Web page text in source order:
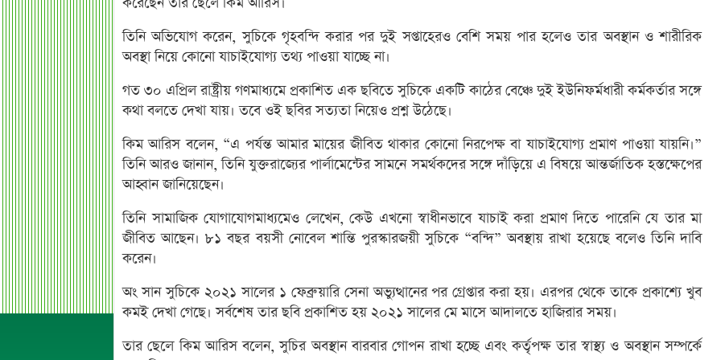
তিনি অভিযোগ করেন, সুচিকে গৃহবন্দি করার পর দুই সপ্তাহেরও বেশি সময় পার হলেও তার অবস্থান ও শারীরিক
অবস্থা নিয়ে কোনো যাচাইযোগ্য তথ্য পাওয়া যাচ্ছে না।
গত ৩০ এপ্রিল রাষ্ট্রীয় গণমাধ্যমে প্রকাশিত এক ছবিতে সুচিকে একটি কাঠের বেঞ্চে দুই ইউনিফর্মধারী কর্মকর্তার সঙ্গে
কথা বলতে দেখা যায়। তবে ওই ছবির সত্যতা নিয়েও প্রশ্ন উঠেছে।
কিম আরিস বলেন, “এ পর্যন্ত আমার মায়ের জীবিত থাকার কোনো নিরপেক্ষ বা যাচাইযোগ্য প্রমাণ পাওয়া যায়নি।”
তিনি আরও জানান, তিনি যুক্তরাজ্যের পার্লামেন্টের সামনে সমর্থকদের সঙ্গে দাঁড়িয়ে এ বিষয়ে আন্তর্জাতিক হস্তক্ষেপের
আহ্বান জানিয়েছেন।
তিনি সামাজিক যোগাযোগমাধ্যমেও লেখেন, কেউ এখনো স্বাধীনভাবে যাচাই করা প্রমাণ দিতে পারেনি যে তার মা
জীবিত আছেন। ৮১ বছর বয়সী নোবেল শান্তি পুরস্কারজয়ী সুচিকে “বন্দি” অবস্থায় রাখা হয়েছে বলেও তিনি দাবি
করেন।
অং সান সুচিকে ২০২১ সালের ১ ফেব্রুয়ারি সেনা অভ্যুত্থানের পর গ্রেপ্তার করা হয়। এরপর থেকে তাকে প্রকাশ্যে খুব
কমই দেখা গেছে। সর্বশেষ তার ছবি প্রকাশিত হয় ২০২১ সালের মে মাসে আদালতে হাজিরার সময়।
তার ছেলে কিম আরিস বলেন, সুচির অবস্থান বারবার গোপন রাখা হচ্ছে এবং কর্তৃপক্ষ তার স্বাস্থ্য ও অবস্থান সম্পর্কে